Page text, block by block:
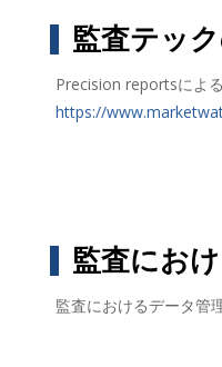
監査テッ
Precision reportsによ
https://
監査にお
監査におけるデータ管